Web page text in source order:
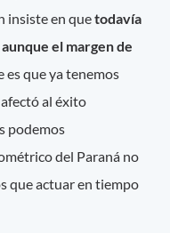
insiste en quetodavía
el margen de
es que ya tenemos
al éxito
podemos
del Paraná no
que actuar en tiempo